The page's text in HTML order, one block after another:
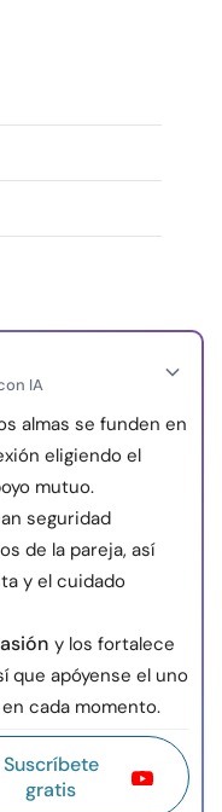
ES
reservados.
IA
almas se funden en
eligiendo el
mutuo.
seguridad
de la pareja, así
y el cuidado
y los fortalece
que apóyense el uno
cada momento.
Suscríbete
gratis